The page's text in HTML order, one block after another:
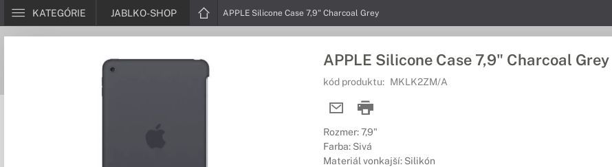
KATEGÓRIE JABLKO-SHOP APPLE Silicone Case 7,9" Charcoal Grey
APPLE Silicone Case 7,9" Charcoal Grey
kód produktu: MKLK2ZM/A
Rozmer: 7,9"
Farba: Sivá
Materiál vonkajší: Silikón